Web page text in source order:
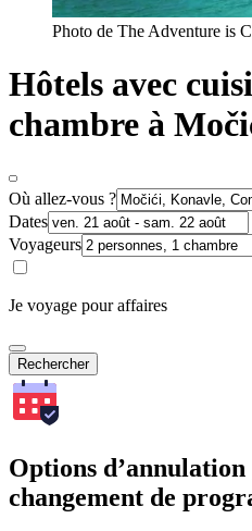
Photo de The Adventure is
Hôtels avec
chambre à
Où allez-vous ?
Dates
Voyageurs
Je voyage pour affaires
Rechercher
Options
changement de